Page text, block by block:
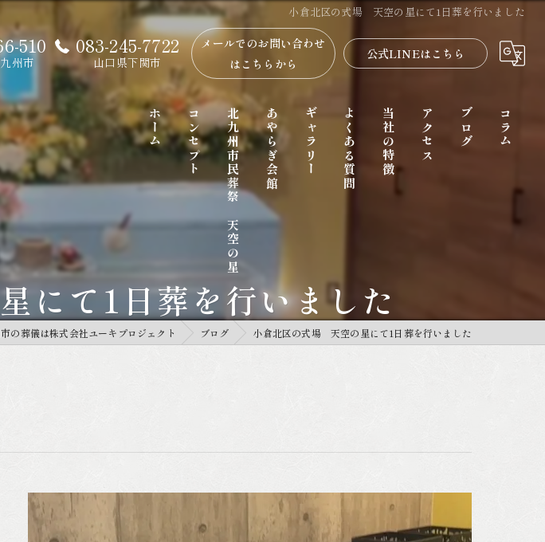
小倉北区の式場 天空の星にて1日葬を行いました
510
州市
083-245-7722
山口県下関市
メールでのお問い合わせ
はこちらから
公式LINEはこちら
ホーム コンセプト 北九州市民葬祭 天空の星 あやらぎ会館 ギャラリー よくある質問 当社の特徴
家族葬
アクセス ブログ コラム
にて1日葬を行いました
の葬儀は株式会社ユーキプロジェクト ブログ 小倉北区の式場 天空の星にて1日葬を行いました